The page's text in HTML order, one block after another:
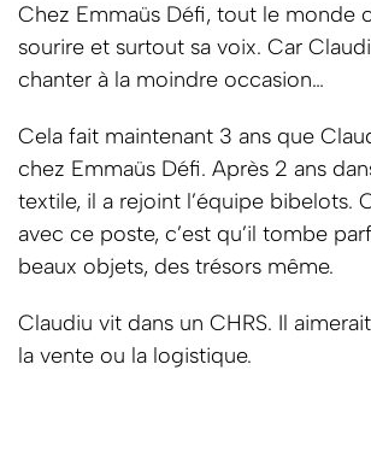
Chez Emmaüs Défi, tout le monde
sourire et surtout sa voix. Car
chanter à la moindre occasion…
Cela fait maintenant 3 ans que
chez Emmaüs Défi. Après 2 ans
textile, il a rejoint l’équipe bibelots.
avec ce poste, c’est qu’il tombe
beaux objets, des trésors même.
Claudiu vit dans un CHRS. Il
la vente ou la logistique.